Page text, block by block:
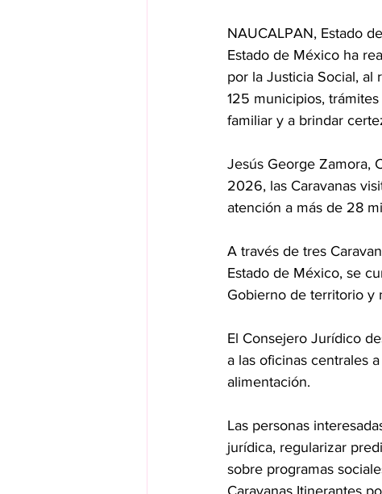
NAUCALPAN, Estado
Estado de México ha
por la Justicia Social, al
125 municipios,
familiar y a brindar
Jesús George Zamora,
2026, las Caravanas
atención a más de 28
A través de tres
Estado de México, se
Gobierno de territorio y
El Consejero Jurídico
a las oficinas centrales
alimentación.
Las personas
jurídica, regularizar
sobre programas
Caravanas Itinerantes